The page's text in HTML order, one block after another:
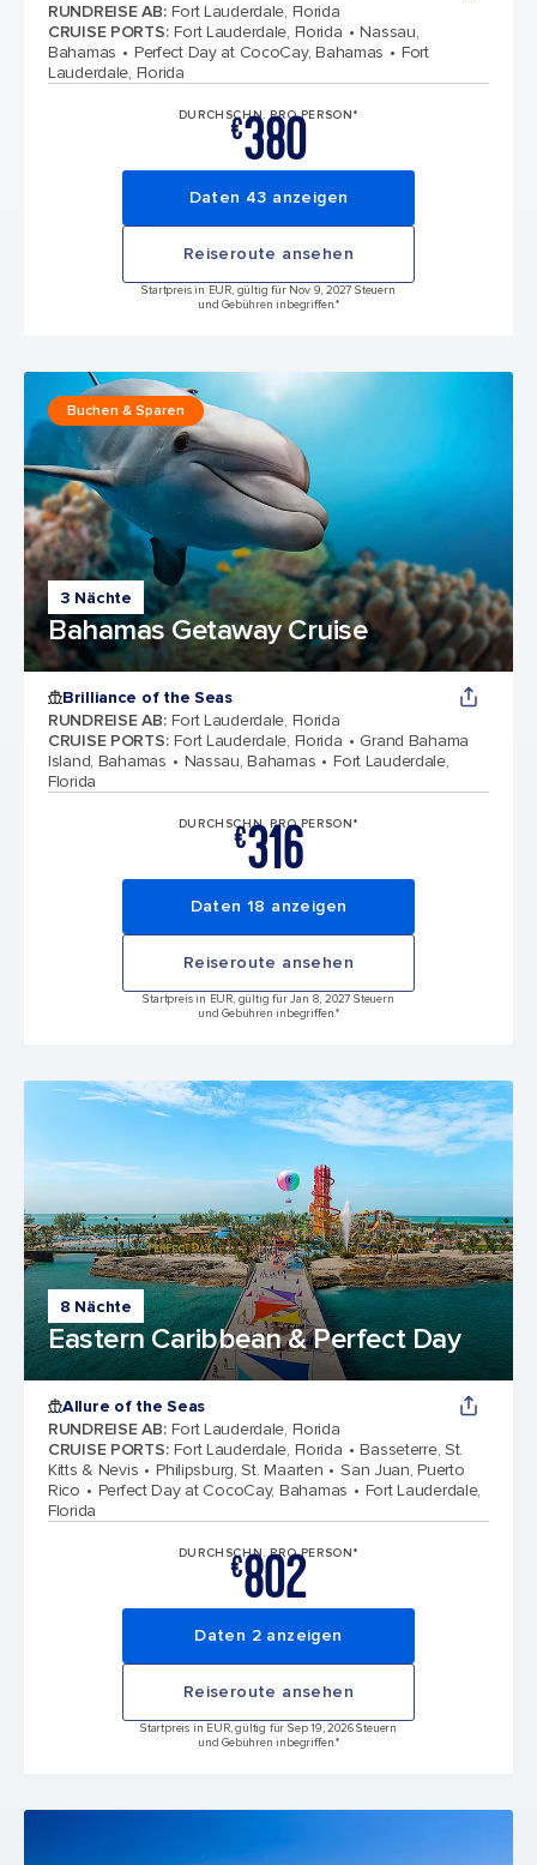
RUNDREISE AB: Fort Lauderdale, Florida
CRUISE PORTS: Fort Lauderdale, Florida
Nassau,
Bahamas
Perfect Day at CocoCay, Bahamas
Fort
Lauderdale, Florida
DURCHSCHN. PRO PERSON*
€380
Daten 43 anzeigen
Reiseroute ansehen
Startpreis in EUR, gültig für Nov 9, 2027 Steuern
und Gebühren inbegriffen.*
3 Nächte
Bahamas Getaway Cruise
Buchen & Sparen
Brilliance of the Seas
RUNDREISE AB: Fort Lauderdale, Florida
CRUISE PORTS: Fort Lauderdale, Florida
Grand Bahama
Island, Bahamas
Nassau, Bahamas
Fort Lauderdale,
Florida
DURCHSCHN. PRO PERSON*
€316
Daten 18 anzeigen
Reiseroute ansehen
Startpreis in EUR, gültig für Jan 8, 2027 Steuern
und Gebühren inbegriffen.*
8 Nächte
Eastern Caribbean & Perfect Day
Allure of the Seas
RUNDREISE AB: Fort Lauderdale, Florida
CRUISE PORTS: Fort Lauderdale, Florida
Basseterre, St.
Kitts & Nevis
Philipsburg, St. Maarten
San Juan, Puerto
Rico
Perfect Day at CocoCay, Bahamas
Fort Lauderdale,
Florida
DURCHSCHN. PRO PERSON*
€802
Daten 2 anzeigen
Reiseroute ansehen
Startpreis in EUR, gültig für Sep 19, 2026 Steuern
und Gebühren inbegriffen.*